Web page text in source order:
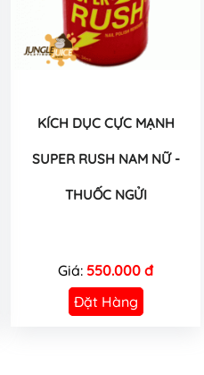
KÍCH DỤC CỰC MẠNH
SUPER RUSH NAM NỮ -
THUỐC NGỬI
Giá: 550.000 đ
Đặt Hàng